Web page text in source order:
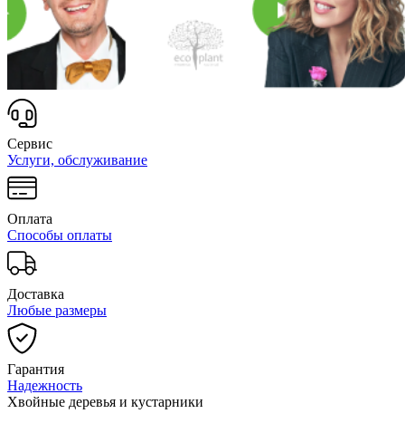
Сервис
Услуги, обслуживание
Оплата
Способы оплаты
Доставка
Любые размеры
Гарантия
Надежность
Хвойные деревья и кустарники